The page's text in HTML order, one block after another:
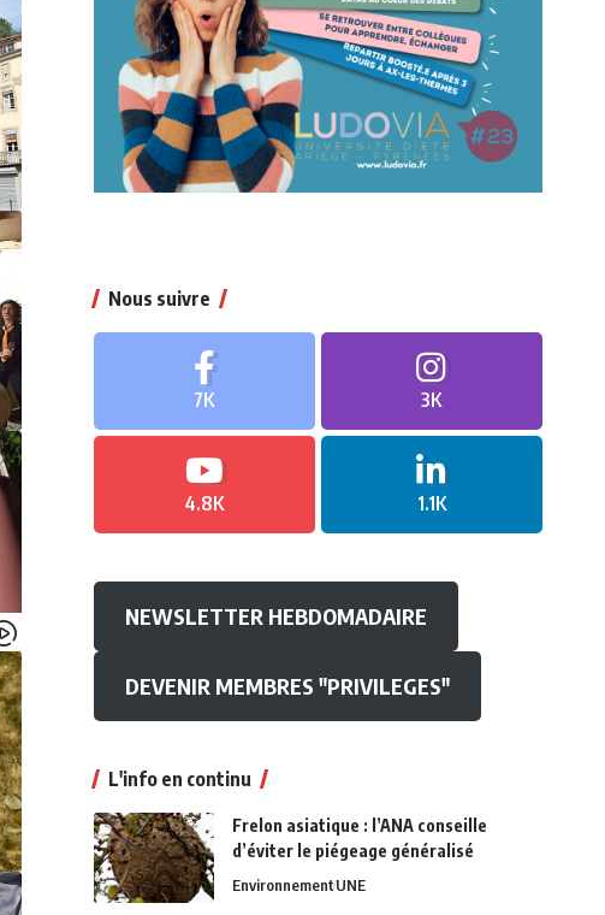
Nous suivre
7K 3K
4.8K 1.1K
NEWSLETTER HEBDOMADAIRE
DEVENIR MEMBRES "PRIVILEGES"
L'info en continu
Frelon asiatique : l’ANA conseille
d’éviter le piégeage généralisé
EnvironnementUNE